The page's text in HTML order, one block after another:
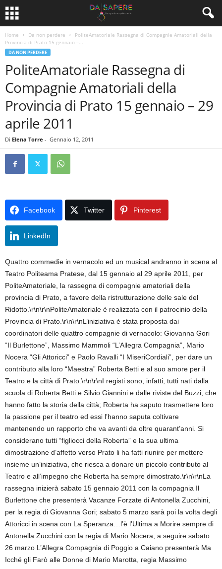
Home Da non perdere
PoliteAmatoriale Rassegna di Compagnie Amatoriali della
Provincia di Prato 15 gennaio –...
DA NON PERDERE
PoliteAmatoriale Rassegna di
Compagnie Amatoriali della
Provincia di Prato 15 gennaio – 29
aprile 2011
Di Elena Torre - Gennaio 12, 2011
Facebook Twitter Pinterest
LinkedIn
Quattro commedie in vernacolo ed un musical andranno in scena al
Teatro Politeama Pratese, dal 15 gennaio al 29 aprile 2011, per
PoliteAmatoriale, la rassegna di compagnie amatoriali della
provincia di Prato, a favore della ristrutturazione delle sale del
Ridotto.\r\n\r\nPoliteAmatoriale è realizzata con il patrocinio della
Provincia di Prato.\r\n\r\nL’iniziativa è stata proposta dai
coordinatori delle quattro compagnie di vernacolo: Giovanna Gori
“Il Burlettone”, Massimo Mammoli “L’Allegra Compagnia”, Mario
Nocera “Gli Attoricci” e Paolo Ravalli “I MiseriCordiali”, per dare un
contributo alla loro “Maestra” Roberta Betti e al suo amore per il
Teatro e la città di Prato.\r\n\r\nI registi sono, infatti, tutti nati dalla
scuola di Roberta Betti e Silvio Giannini e dalle riviste del Buzzi, che
hanno fatto la storia della città; Roberta ha saputo trasmettere loro
la passione per il teatro ed essi l’hanno saputa coltivare
mantenendo un rapporto che va avanti da oltre quarant’anni. Si
considerano tutti “figliocci della Roberta” e la sua ultima
dimostrazione d’affetto verso Prato li ha fatti riunire per mettere
insieme un’iniziativa, che riesca a donare un piccolo contributo al
Teatro e all’impegno che Roberta ha sempre dimostrato.\r\n\r\nLa
rassegna inizierà sabato 15 gennaio 2011 con la compagnia Il
Burlettone che presenterà Vacanze Forzate di Antonella Zucchini,
per la regia di Giovanna Gori; sabato 5 marzo sarà poi la volta degli
Attoricci in scena con La Speranza…l’è l’Ultima a Morire sempre di
Antonella Zucchini con la regia di Mario Nocera; a seguire sabato
26 marzo L’Allegra Compagnia di Poggio a Caiano presenterà Ma
Icché gli Farò alle Donne di Mario Marotta, regia Massimo